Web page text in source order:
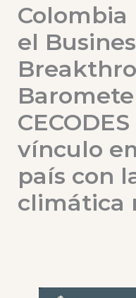
Colombia
el
vínculo
país con
climática